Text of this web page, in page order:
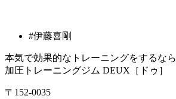
#伊藤喜剛
本気で効果的なトレーニングをするなら
加圧トレーニングジム DEUX［ドゥ］
〒152-0035